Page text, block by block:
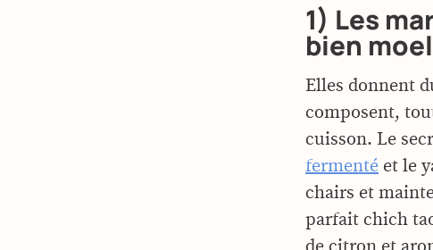
1) Les
bien
Elles donnent
composent,
cuisson. Le
fermenté et le
chairs et
parfait chich